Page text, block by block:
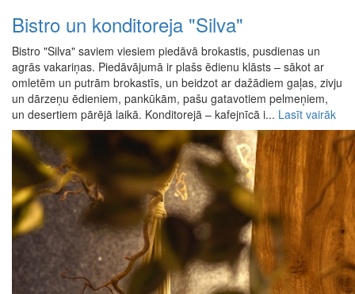
Bistro un konditoreja "Silva"
Bistro "Silva" saviem viesiem piedāvā brokastis, pusdienas un
agrās vakariņas. Piedāvājumā ir plašs ēdienu klāsts – sākot ar
omletēm un putrām brokastīs, un beidzot ar dažādiem gaļas, zivju
un dārzeņu ēdieniem, pankūkām, pašu gatavotiem pelmeņiem,
un desertiem pārējā laikā. Konditorejā – kafejnīcā i... Lasīt vairāk